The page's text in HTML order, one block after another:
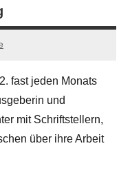
fast jeden Monats
und
mit Schriftstellern,
über ihre Arbeit